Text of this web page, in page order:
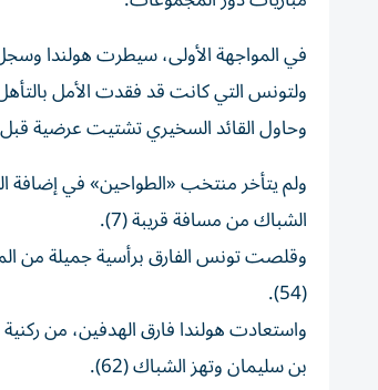
ولتونس التي كانت قد فقدت الأمل بالتأهل
وحاول القائد السخيري تشتيت عرضية
ولم يتأخر منتخب «الطواحين» في إضافة
الشباك من مسافة قريبة (7).
وقلصت تونس الفارق برأسية جميلة من
(54).
واستعادت هولندا فارق الهدفين، من
بن سليمان وتهز الشباك (62).